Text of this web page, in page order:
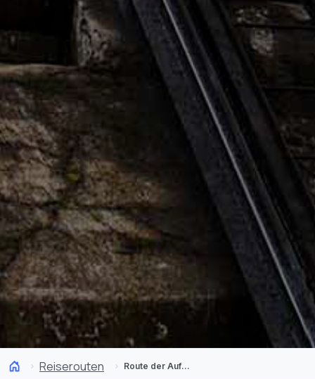
Reiserouten Route der Aufzüge von Valparaíso: 2-Tage-Reiseplan